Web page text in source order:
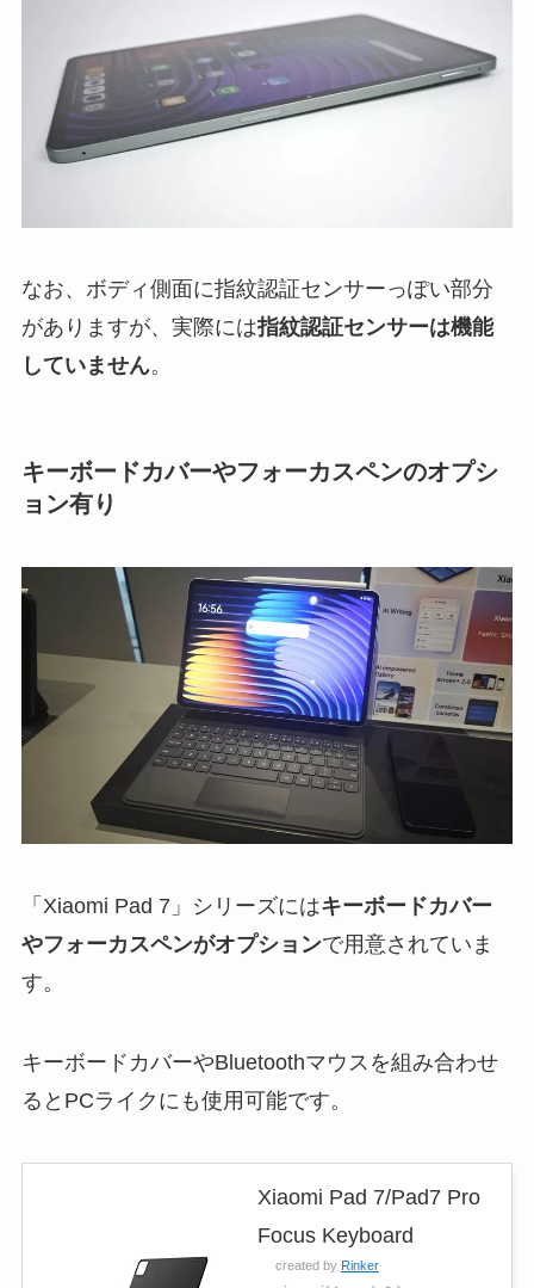
なお、ボディ側面に指紋認証センサーっぽい部分
がありますが、実際には指紋認証センサーは機能
していません。
キーボードカバーやフォーカスペンのオプシ
ョン有り
「Xiaomi Pad 7」シリーズにはキーボードカバー
やフォーカスペンがオプションで用意されていま
す。
キーボードカバーやBluetoothマウスを組み合わせ
るとPCライクにも使用可能です。
Xiaomi Pad 7/Pad7 Pro
Focus Keyboard
created by Rinker